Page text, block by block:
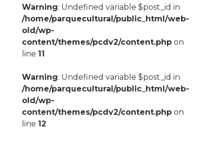
Warning: Undefined variable $post_id in
/home/parquecultural/public_html/web-
old/wp-
content/themes/pcdv2/content.phpon
line 11
Warning: Undefined variable $post_id in
/home/parquecultural/public_html/web-
old/wp-
content/themes/pcdv2/content.phpon
line 12